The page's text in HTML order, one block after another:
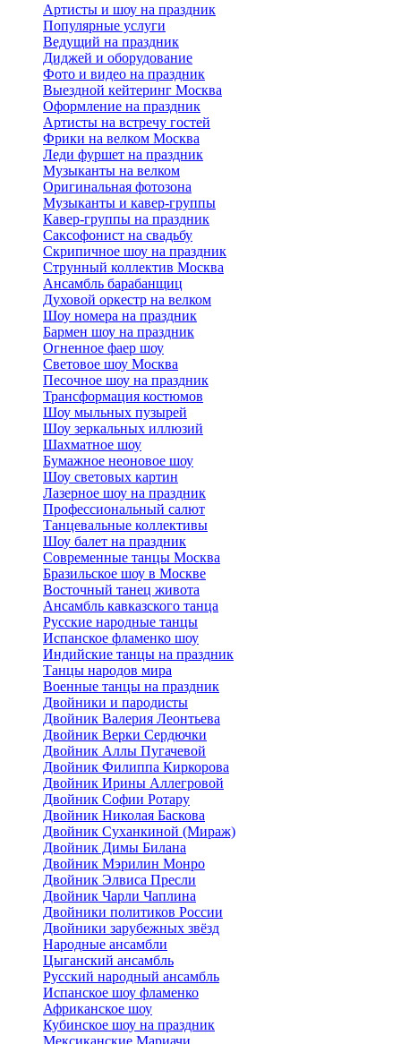
Артисты и шоу на праздник
Популярные услуги
Ведущий на праздник
Диджей и оборудование
Фото и видео на праздник
Выездной кейтеринг Москва
Оформление на праздник
Артисты на встречу гостей
Фрики на велком Москва
Леди фуршет на праздник
Музыканты на велком
Оригинальная фотозона
Музыканты и кавер-группы
Кавер-группы на праздник
Саксофонист на свадьбу
Скрипичное шоу на праздник
Струнный коллектив Москва
Ансамбль барабанщиц
Духовой оркестр на велком
Шоу номера на праздник
Бармен шоу на праздник
Огненное фаер шоу
Световое шоу Москва
Песочное шоу на праздник
Трансформация костюмов
Шоу мыльных пузырей
Шоу зеркальных иллюзий
Шахматное шоу
Бумажное неоновое шоу
Шоу световых картин
Лазерное шоу на праздник
Профессиональный салют
Танцевальные коллективы
Шоу балет на праздник
Современные танцы Москва
Бразильское шоу в Москве
Восточный танец живота
Ансамбль кавказского танца
Русские народные танцы
Испанское фламенко шоу
Индийские танцы на праздник
Танцы народов мира
Военные танцы на праздник
Двойники и пародисты
Двойник Валерия Леонтьева
Двойник Верки Сердючки
Двойник Аллы Пугачевой
Двойник Филиппа Киркорова
Двойник Ирины Аллегровой
Двойник Софии Ротару
Двойник Николая Баскова
Двойник Суханкиной (Мираж)
Двойник Димы Билана
Двойник Мэрилин Монро
Двойник Элвиса Пресли
Двойник Чарли Чаплина
Двойники политиков России
Двойники зарубежных звёзд
Народные ансамбли
Цыганский ансамбль
Русский народный ансамбль
Испанское шоу фламенко
Африканское шоу
Кубинское шоу на праздник
Мексиканские Мариачи